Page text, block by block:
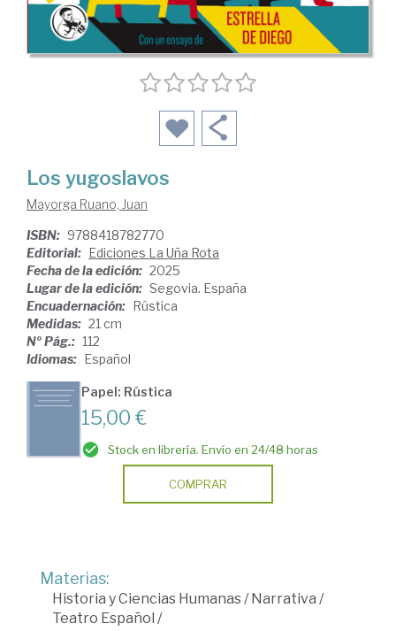
Los yugoslavos
Mayorga Ruano, Juan
ISBN: 9788418782770
Editorial: Ediciones La Uña Rota
Fecha de la edición: 2025
Lugar de la edición: Segovia. España
Encuadernación: Rústica
Medidas: 21 cm
Nº Pág.: 112
Idiomas: Español
Papel: Rústica
15,00 €
Stock en librería. Envío en 24/48 horas
COMPRAR
Materias:
Historia y Ciencias Humanas /Narrativa /
Teatro Español /